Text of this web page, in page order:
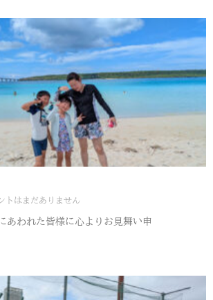
トはまだありません
あわれた皆様に心よりお見舞い申